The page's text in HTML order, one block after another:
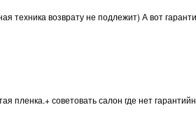
техника возврату не подлежит) А вот
пленка.+ советовать салон где нет